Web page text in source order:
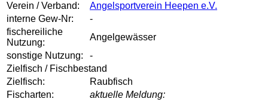
Verein / Verband:
Angelsportverein Heepen e.V.
interne Gew-Nr:
-
fischereiliche
Nutzung:
Angelgewässer
sonstige Nutzung:
-
Zielfisch / Fischbestand
Zielfisch:
Raubfisch
Fischarten:
aktuelle Meldung: